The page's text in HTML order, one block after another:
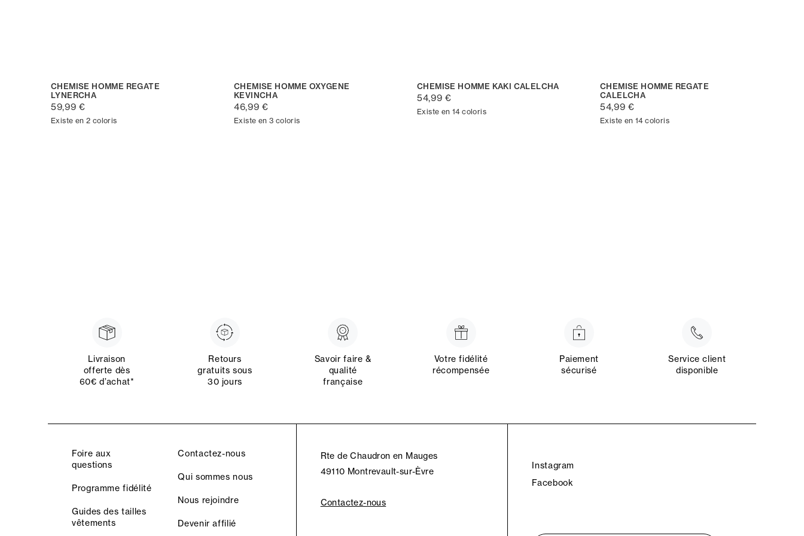
CHEMISE HOMME REGATE
LYNERCHA
59,99 €
Existe en 2 coloris
CHEMISE HOMME OXYGENE
KEVINCHA
46,99 €
Existe en 3 coloris
CHEMISE HOMME KAKI CALELCHA
54,99 €
Existe en 14 coloris
CHEMISE HOMME REGATE
CALELCHA
54,99 €
Existe en 14 coloris
Livraison
offerte dès
60€ d’achat*
Retours
gratuits sous
30 jours
Savoir faire &
qualité
française
Votre fidélité
récompensée
Paiement
sécurisé
Service client
disponible
Foire aux
questions
Programme fidélité
Guides des tailles
vêtements
Contactez-nous
Qui sommes nous
Nous rejoindre
Devenir affilié
Rte de Chaudron en Mauges
49110 Montrevault-sur-Èvre
Contactez-nous
Instagram
Facebook